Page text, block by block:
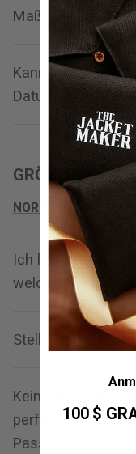
Maßanfertigung
Kann ich die
Datum anfordern?
GRÖSSE UND
NORMALE GRÖSSE
Ich liebe eine
welche Größe mir
Stellen Sie große
Keine der
perfekt zu
Passform haben?
100 $